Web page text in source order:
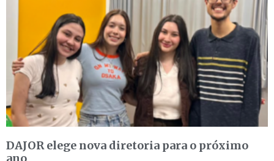
DAJOR elege nova diretoria para o próximo
ano